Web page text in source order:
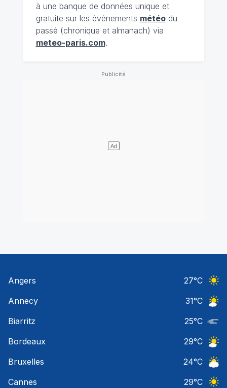
à une banque de données unique et
gratuite sur les évènements météodu
passé (chronique et almanach) via
meteo-paris.com.
Angers 27°C
Annecy
31°C
Biarritz
25°C
Bordeaux
29°C
Bruxelles
24°C
Cannes
29°C